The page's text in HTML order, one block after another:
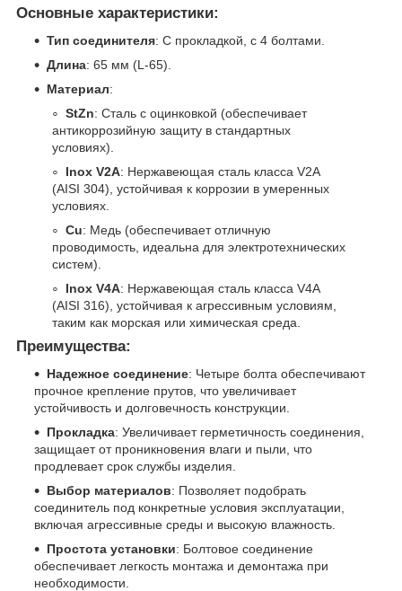
Основные характеристики:
Тип соединителя: С прокладкой, с 4 болтами.
Длина: 65 мм (L-65).
Материал:
StZn: Сталь с оцинковкой (обеспечивает
антикоррозийную защиту в стандартных
условиях).
Inox V2A: Нержавеющая сталь класса V2A
(AISI 304), устойчивая к коррозии в умеренных
условиях.
Cu: Медь (обеспечивает отличную
проводимость, идеальна для электротехнических
систем).
Inox V4A: Нержавеющая сталь класса V4A
(AISI 316), устойчивая к агрессивным условиям,
таким как морская или химическая среда.
Преимущества:
Надежное соединение: Четыре болта обеспечивают
прочное крепление прутов, что увеличивает
устойчивость и долговечность конструкции.
Прокладка: Увеличивает герметичность соединения,
защищает от проникновения влаги и пыли, что
продлевает срок службы изделия.
Выбор материалов: Позволяет подобрать
соединитель под конкретные условия эксплуатации,
включая агрессивные среды и высокую влажность.
Простота установки: Болтовое соединение
обеспечивает легкость монтажа и демонтажа при
необходимости.